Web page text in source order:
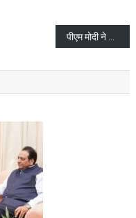
पीएम मोदी ने राष्ट्रपति द्रौपदी मुर्मू को सौंपा इस्तीफा